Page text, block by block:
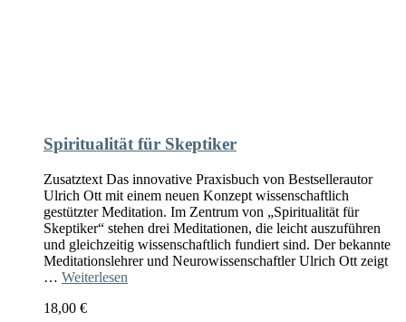
Spiritualität für Skeptiker
Zusatztext Das innovative Praxisbuch von Bestsellerautor
Ulrich Ott mit einem neuen Konzept wissenschaftlich
gestützter Meditation. Im Zentrum von „Spiritualität für
Skeptiker“ stehen drei Meditationen, die leicht auszuführen
und gleichzeitig wissenschaftlich fundiert sind. Der bekannte
Meditationslehrer und Neurowissenschaftler Ulrich Ott zeigt
… Weiterlesen
18,00 €